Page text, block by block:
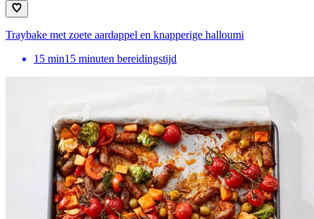
Traybake met zoete aardappel en knapperige halloumi
15 min15 minuten bereidingstijd